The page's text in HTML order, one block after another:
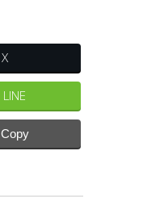
X
LINE
Copy